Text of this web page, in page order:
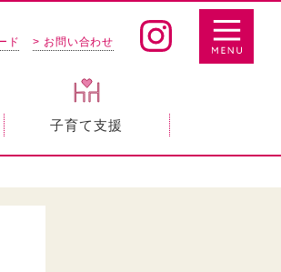
ド > お問い合わせ
子育て支援